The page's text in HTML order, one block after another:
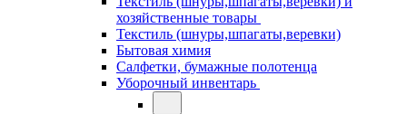
хозяйственные товары
Текстиль (шнуры,шпагаты,веревки)
Бытовая химия
Салфетки, бумажные полотенца
Уборочный инвентарь